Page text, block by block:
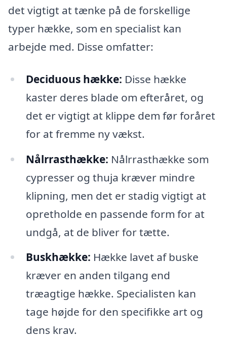
det vigtigt at tænke på de forskellige
typer hække, som en specialist kan
arbejde med. Disse omfatter:
Deciduous hække: Disse hække
kaster deres blade om efteråret, og
det er vigtigt at klippe dem før foråret
for at fremme ny vækst.
Nålrrasthække: Nålrrasthække som
cypresser og thuja kræver mindre
klipning, men det er stadig vigtigt at
opretholde en passende form for at
undgå, at de bliver for tætte.
Buskhække: Hække lavet af buske
kræver en anden tilgang end
træagtige hække. Specialisten kan
tage højde for den specifikke art og
dens krav.